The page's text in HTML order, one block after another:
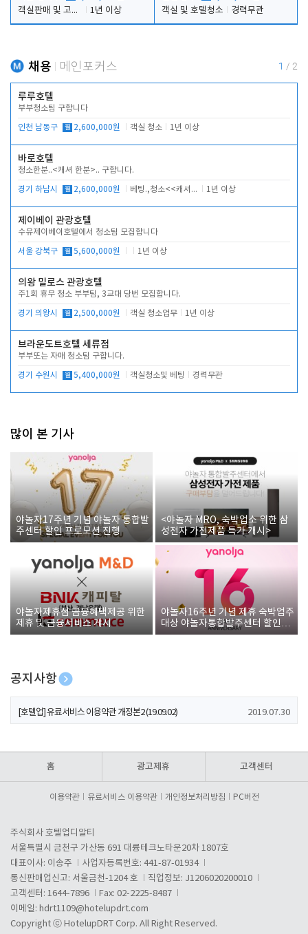
객실판매 및 고객응대
1년 이상
객실 및 호텔청소
경력무관
채용 메인포커스 1 / 2
루루호텔
부부청소팀 구합니다
인천 남동구 월 2,600,000원 객실 청소 1년 이상
바로호텔
청소한분..<캐셔 한분>.. 구합니다.
경기 하남시 월 2,600,000원 베팅.,청소<<캐셔 모셔봅니다. 1년 이상
제이베이 관광호텔
수유제이베이호텔에서 청소팀 모집합니다
서울 강북구 월 5,600,000원 1년 이상
의왕 밀로스 관광호텔
주1회 휴무 청소 부부팀, 3교대 당번 모집합니다.
경기 의왕시 월 2,500,000원 객실 청소업무 1년 이상
브라운도트호텔 세류점
부부또는 자매 청소팀 구합니다.
경기 수원시 월 5,400,000원 객실청소및 베팅 경력무관
많이 본 기사
야놀자17주년 기념 야놀자 통합발
주센터 할인 프로모션 진행
<야놀자 MRO, 숙박업소 위한 삼
성전자 가전제품 특가 개시>
야놀자제휴점 금융혜택제공 위한
제휴 및 금융서비스 게시
야놀자16주년 기념 제휴 숙박업주
대상 야놀자통합발주센터 할인쿠
폰 증정
공지사항
[호텔업] 개인정보 처리방침 개정본1 (19.09.02)
[호텔업] 유료서비스 이용약관 개정본2 (19.09.02) 2019.07.30
홈 광고제휴 고객센터
이용약관 유료서비스 이용약관 개인정보처리방침 PC버전
주식회사 호텔업디알티
서울특별시 금천구 가산동 691 대륭테크노타운20차 1807호
대표이사: 이송주
사업자등록번호: 441-87-01934
통신판매업신고: 서울금천-1204 호
직업정보: J1206020200010
고객센터: 1644-7896
Fax: 02-2225-8487
이메일: hdrt1109@hotelupdrt.com
Copyright ⓒ HotelupDRT Corp. All Right Reserved.